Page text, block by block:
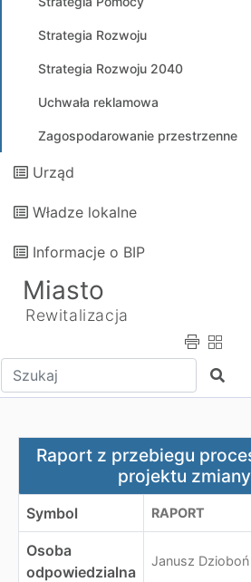
Strategia Rozwoju
Strategia Rozwoju 2040
Uchwała reklamowa
Zagospodarowanie przestrzenne
Urząd
Władze lokalne
Informacje o BIP
Miasto
Rewitalizacja
Wpisz tekst do wyszukania Szukaj
Raport z przebiegu procesu
Raport z przebiegu
projektu zmiany
Symbol RAPORT
Osoba
odpowiedzialna
Janusz Dzioboń